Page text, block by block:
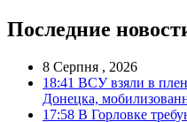
Последние
8 Серпня , 2026
18:41 ВСУ взяли в
Донецка,
17:58 В Горловке